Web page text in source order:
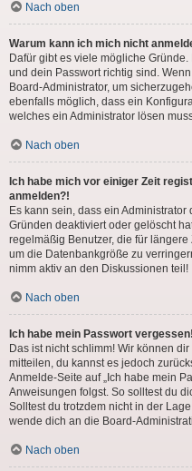
Nach oben
Warum kann ich mich nicht
Dafür gibt es viele mögliche
und dein Passwort richtig sind.
Board-Administrator, um
ebenfalls möglich, dass ein
welches ein Administrator lösen
Nach oben
Ich habe mich vor einiger Zeit
anmelden?!
Es kann sein, dass ein
Gründen deaktiviert oder gelöscht
regelmäßig Benutzer, die für
um die Datenbankgröße zu
nimm aktiv an den Diskussionen teil!
Nach oben
Ich habe mein Passwort vergessen!
Das ist nicht schlimm! Wir können
mitteilen, du kannst es jedoch
Anmelde-Seite auf „Ich habe mein
Anweisungen folgst. So solltest du
Solltest du trotzdem nicht in der
wende dich an die Board-
Nach oben